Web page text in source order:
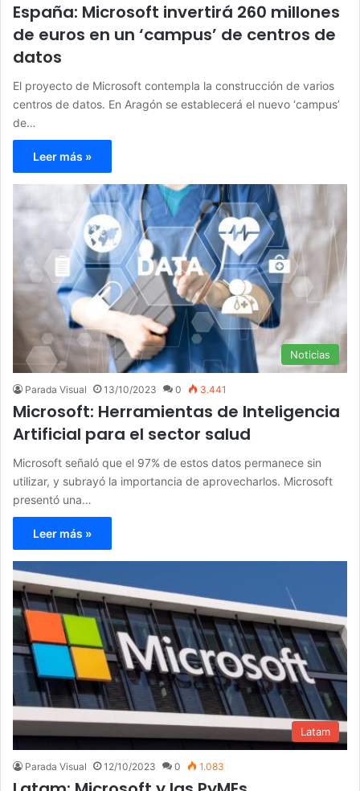
España: Microsoft invertirá 260 millones
de euros en un ‘campus’ de centros de
datos
El proyecto de Microsoft contempla la construcción de varios
centros de datos. En Aragón se establecerá el nuevo ‘campus’
de…
Leer más »
Noticias
Parada Visual 13/10/2023 0 3.441
Microsoft: Herramientas de Inteligencia
Artificial para el sector salud
Microsoft señaló que el 97% de estos datos permanece sin
utilizar, y subrayó la importancia de aprovecharlos. Microsoft
presentó una…
Leer más »
Latam
Parada Visual 12/10/2023 0 1.083